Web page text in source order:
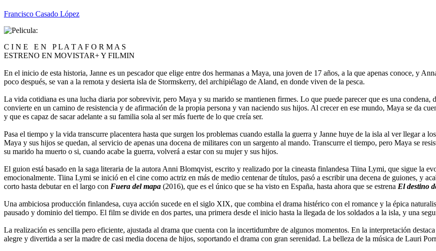
Francisco Casado López
C I N E E N P L A T A F O R M A S
ESTRENO EN MOVISTAR+ Y FILMIN
En el inicio de esta historia, Janne es un pescador que elige entre dos hermanas a Maya, una joven de 17 años, a la que apenas conoce, y
poco después, se van a la remota y desierta isla de Stormskerry, del archipiélago de Aland, en donde viven de la pesca.
La vida cotidiana es una lucha diaria por sobrevivir, pero Maya y su marido se mantienen firmes. Lo que puede parecer que es una
convierte en un camino de resistencia y de afirmación de la propia persona y van naciendo sus hijos. Al crecer en ese mundo, Maya se da
y que es capaz de sacar adelante a su familia sola al ser más fuerte de lo que creía ser.
Pasa el tiempo y la vida transcurre placentera hasta que surgen los problemas cuando estalla la guerra y Janne huye de la isla al ver llegar a
Maya y sus hijos se quedan, al servicio de apenas una docena de militares con un sargento al mando. Transcurre el tiempo, pero Maya se
su marido ha muerto o si, cuando acabe la guerra, volverá a estar con su mujer y sus hijos.
El guion está basado en la saga literaria de la autora Anni Blomqvist, escrito y realizado por la cineasta finlandesa Tiina Lymi, que sigue la
emocionalmente. Tiina Lymi se inició en el cine como actriz en más de medio centenar de títulos, pasó a escribir una decena de guiones, y
corto hasta debutar en el largo con Fuera del mapa (2016), que es el único que se ha visto en España, hasta ahora que se estrena El destino
Una ambiciosa producción finlandesa, cuya acción sucede en el siglo XIX, que combina el drama histérico con el romance y la épica
pausado y dominio del tiempo. El film se divide en dos partes, una primera desde el inicio hasta la llegada de los soldados a la isla, y una
La realización es sencilla pero eficiente, ajustada al drama que cuenta con la incertidumbre de algunos momentos. En la interpretación
alegre y divertida a ser la madre de casi media docena de hijos, soportando el drama con gran serenidad. La belleza de la música de Lauri